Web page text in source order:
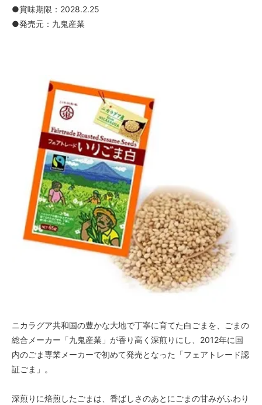
●賞味期限：2028.2.25
●発売元：九鬼産業
ニカラグア共和国の豊かな大地で丁寧に育てた白ごまを、ごまの
総合メーカー「九鬼産業」が香り高く深煎りにし、2012年に国
内のごま専業メーカーで初めて発売となった「フェアトレード認
証ごま」。
深煎りに焙煎したごまは、香ばしさのあとにごまの甘みがふわり